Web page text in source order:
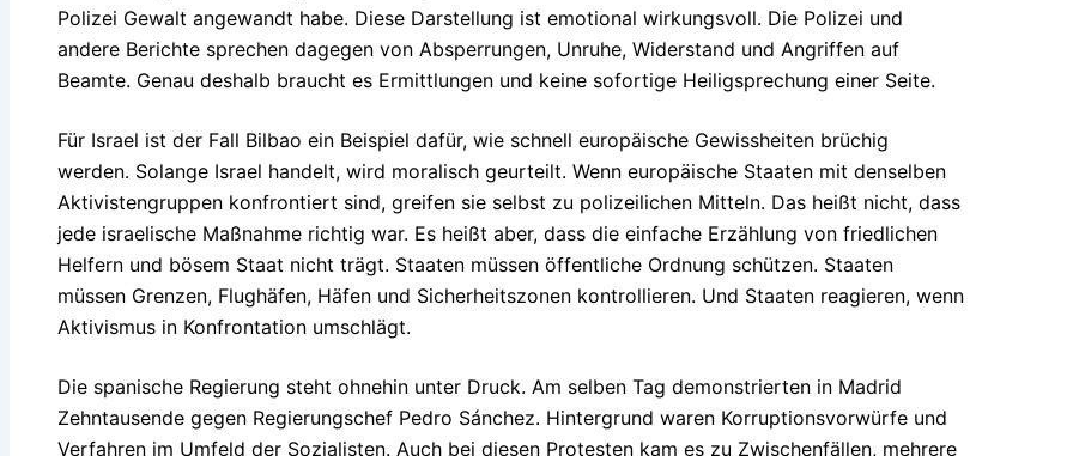
Polizei Gewalt angewandt habe. Diese Darstellung ist emotional wirkungsvoll. Die Polizei und
andere Berichte sprechen dagegen von Absperrungen, Unruhe, Widerstand und Angriffen auf
Beamte. Genau deshalb braucht es Ermittlungen und keine sofortige Heiligsprechung einer Seite.
Für Israel ist der Fall Bilbao ein Beispiel dafür, wie schnell europäische Gewissheiten brüchig
werden. Solange Israel handelt, wird moralisch geurteilt. Wenn europäische Staaten mit denselben
Aktivistengruppen konfrontiert sind, greifen sie selbst zu polizeilichen Mitteln. Das heißt nicht, dass
jede israelische Maßnahme richtig war. Es heißt aber, dass die einfache Erzählung von friedlichen
Helfern und bösem Staat nicht trägt. Staaten müssen öffentliche Ordnung schützen. Staaten
müssen Grenzen, Flughäfen, Häfen und Sicherheitszonen kontrollieren. Und Staaten reagieren, wenn
Aktivismus in Konfrontation umschlägt.
Die spanische Regierung steht ohnehin unter Druck. Am selben Tag demonstrierten in Madrid
Zehntausende gegen Regierungschef Pedro Sánchez. Hintergrund waren Korruptionsvorwürfe und
Verfahren im Umfeld der Sozialisten. Auch bei diesen Protesten kam es zu Zwischenfällen, mehrere